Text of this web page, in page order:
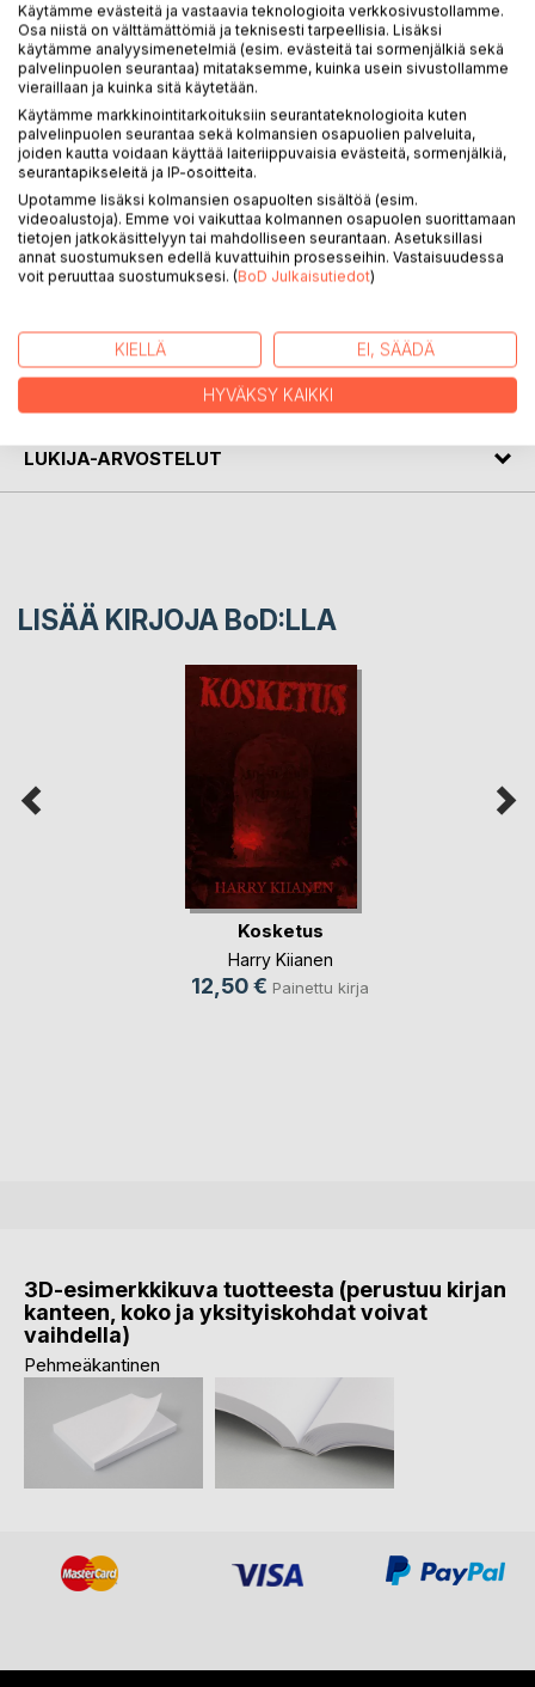
KUVAUS
Elämän Muotoinen Möhkäle käsittää runoja
menneisyydestä ja reaaliajasta, kallioilta ja maanteiltä.
Runot ovat kuvauksia ajan taianomaisesta kulusta,
perhosten viesteistä ja siitä, mitä meille tapahtuu rivien
väleissä ja hylätyissä taloissa ennen ukkosta.
KIRJAILIJA
LEHDISTÖARVOSTELUT
LUKIJA-ARVOSTELUT
LISÄÄ KIRJOJA BoD:LLA
Kosketus
Harry Kiianen
12,50 € Painettu kirja
3D-esimerkkikuva tuotteesta (perustuu kirjan
kanteen, koko ja yksityiskohdat voivat
vaihdella)
Pehmeäkantinen
Käytämme evästeitä ja vastaavia teknologioita verkkosivustollamme.
Osa niistä on välttämättömiä ja teknisesti tarpeellisia. Lisäksi
käytämme analyysimenetelmiä (esim. evästeitä tai sormenjälkiä sekä
palvelinpuolen seurantaa) mitataksemme, kuinka usein sivustollamme
vieraillaan ja kuinka sitä käytetään.
Käytämme markkinointitarkoituksiin seurantateknologioita kuten
palvelinpuolen seurantaa sekä kolmansien osapuolien palveluita,
joiden kautta voidaan käyttää laiteriippuvaisia evästeitä, sormenjälkiä,
seurantapikseleitä ja IP-osoitteita.
Upotamme lisäksi kolmansien osapuolten sisältöä (esim.
videoalustoja). Emme voi vaikuttaa kolmannen osapuolen suorittamaan
tietojen jatkokäsittelyyn tai mahdolliseen seurantaan. Asetuksillasi
annat suostumuksen edellä kuvattuihin prosesseihin. Vastaisuudessa
voit peruuttaa suostumuksesi. (BoD Julkaisutiedot)
KIELLÄ EI, SÄÄDÄ
HYVÄKSY KAIKKI